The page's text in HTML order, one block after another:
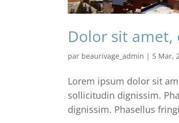
Dolor sit
par beaurivage_admin | 5 Mar,
Lorem ipsum dolor sit
sollicitudin dignissim.
dignissim. Phasellus